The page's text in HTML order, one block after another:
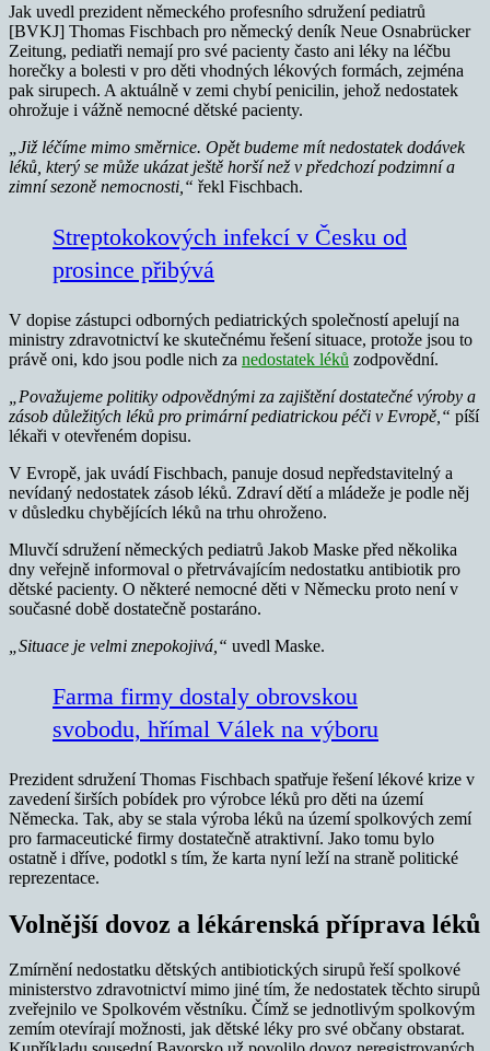
Jak uvedl prezident německého profesního sdružení pediatrů
[BVKJ] Thomas Fischbach pro německý deník Neue Osnabrücker
Zeitung, pediatři nemají pro své pacienty často ani léky na léčbu
horečky a bolesti v pro děti vhodných lékových formách, zejména
pak sirupech. A aktuálně v zemi chybí penicilin, jehož nedostatek
ohrožuje i vážně nemocné dětské pacienty.
„Již léčíme mimo směrnice. Opět budeme mít nedostatek dodávek
léků, který se může ukázat ještě horší než v předchozí podzimní a
zimní sezoně nemocnosti,“ řekl Fischbach.
Streptokokových infekcí v Česku od
prosince přibývá
V dopise zástupci odborných pediatrických společností apelují na
ministry zdravotnictví ke skutečnému řešení situace, protože jsou to
právě oni, kdo jsou podle nich za nedostatek léků zodpovědní.
„Považujeme politiky odpovědnými za zajištění dostatečné výroby a
zásob důležitých léků pro primární pediatrickou péči v Evropě,“ píší
lékaři v otevřeném dopisu.
V Evropě, jak uvádí Fischbach, panuje dosud nepředstavitelný a
nevídaný nedostatek zásob léků. Zdraví dětí a mládeže je podle něj
v důsledku chybějících léků na trhu ohroženo.
Mluvčí sdružení německých pediatrů Jakob Maske před několika
dny veřejně informoval o přetrvávajícím nedostatku antibiotik pro
dětské pacienty. O některé nemocné děti v Německu proto není v
současné době dostatečně postaráno.
„Situace je velmi znepokojivá,“ uvedl Maske.
Farma firmy dostaly obrovskou
svobodu, hřímal Válek na výboru
Prezident sdružení Thomas Fischbach spatřuje řešení lékové krize v
zavedení širších pobídek pro výrobce léků pro děti na území
Německa. Tak, aby se stala výroba léků na území spolkových zemí
pro farmaceutické firmy dostatečně atraktivní. Jako tomu bylo
ostatně i dříve, podotkl s tím, že karta nyní leží na straně politické
reprezentace.
Volnější dovoz a lékárenská příprava léků
Zmírnění nedostatku dětských antibiotických sirupů řeší spolkové
ministerstvo zdravotnictví mimo jiné tím, že nedostatek těchto sirupů
zveřejnilo ve Spolkovém věstníku. Čímž se jednotlivým spolkovým
zemím otevírají možnosti, jak dětské léky pro své občany obstarat.